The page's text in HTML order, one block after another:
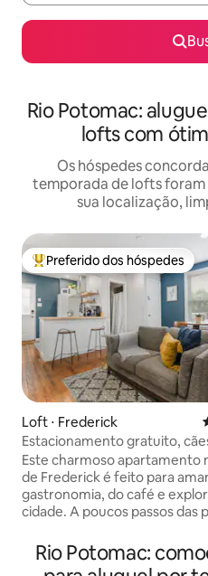
Rio Potomac:
lofts com
Os hóspedes
temporada de lofts
sua localização,
Entre os melhores preferidos
Preferido dos hóspedes
Loft ⋅ Frederick
Estacionamento gratuito,
Caminhe até cervejarias e
Este charmoso apartamento
de Frederick é feito para
gastronomia, do café e
cidade. A poucos passos das
perfeita para uma viagem de
semana com seu filhote. Com
Rio Potomac: